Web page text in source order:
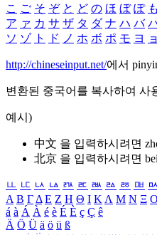
こ ご そ ぞ と ど の ほ ぼ ぽ も
ア ァ カ サ ザ タ ダ ナ ハ バ
ソ ゾ ト ド ノ ホ ボ ポ モ ヨ ョ
http://chineseinput.net/에서
변환된 중국어를 복사하여 사
예시)
中文 을 입력하시려면
北京 을 입력하시려면
ㅥ ㅦ ㅧ ㅨ ㅩ ㅪ ㅫ ㅬ ㅭ ㅮ ㅯ
Α Β ΓΔ Ε Ζ Η Θ Ι ΚΛ Μ Ν Ξ Ο
á à Á À é è É È ç Ç ê
Ä Ö Ü ä ö ü ß